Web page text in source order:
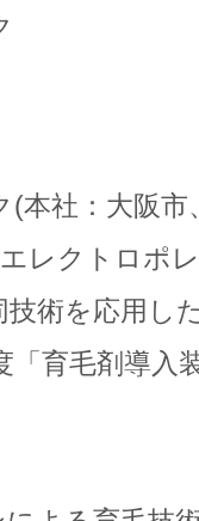
本社：大阪市
レクトロポ
技術を応用し
育毛剤導入